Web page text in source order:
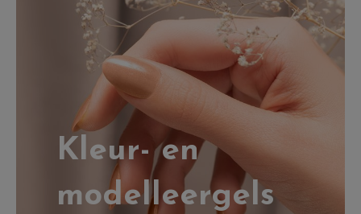
Kleur- en
modelleergels